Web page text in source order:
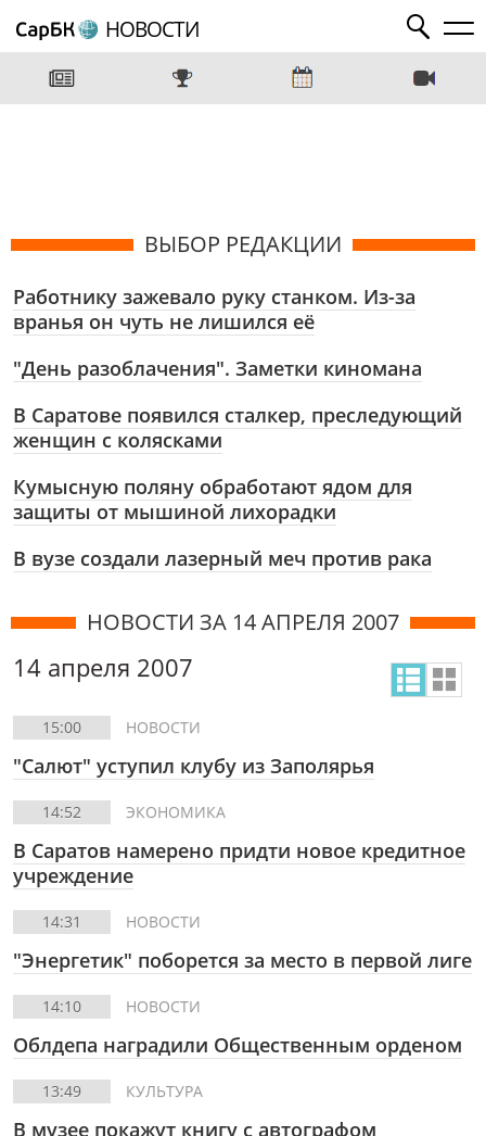
НОВОСТИ
ВЫБОР РЕДАКЦИИ
Работнику зажевало руку станком. Из-за
вранья он чуть не лишился её
"День разоблачения". Заметки киномана
В Саратове появился сталкер, преследующий
женщин с колясками
Кумысную поляну обработают ядом для
защиты от мышиной лихорадки
В вузе создали лазерный меч против рака
НОВОСТИ ЗА 14 АПРЕЛЯ 2007
14 апреля 2007
15:00 НОВОСТИ
"Салют" уступил клубу из Заполярья
14:52 ЭКОНОМИКА
В Саратов намерено придти новое кредитное
учреждение
14:31 НОВОСТИ
"Энергетик" поборется за место в первой лиге
14:10 НОВОСТИ
Облдепа наградили Общественным орденом
13:49 КУЛЬТУРА
В музее покажут книгу с автографом